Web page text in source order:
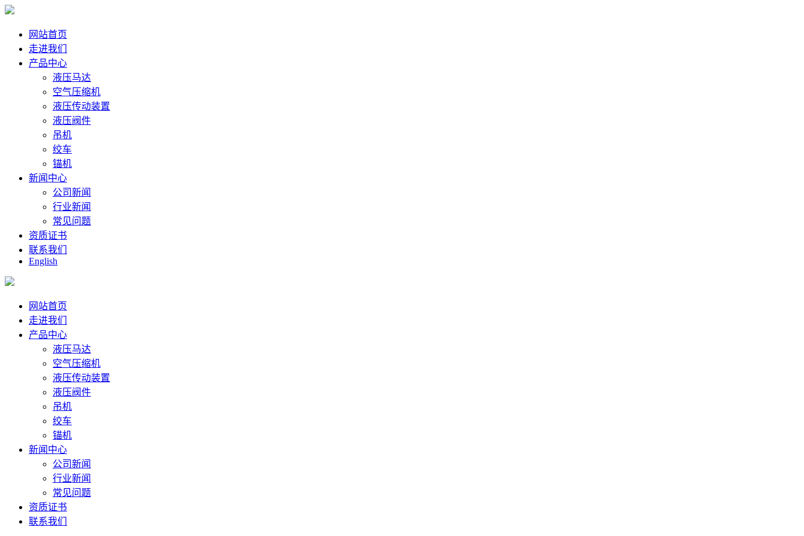
网站首页
走进我们
产品中心
液压马达
空气压缩机
液压传动装置
液压阀件
吊机
绞车
锚机
新闻中心
公司新闻
行业新闻
常见问题
资质证书
联系我们
English
网站首页
走进我们
产品中心
液压马达
空气压缩机
液压传动装置
液压阀件
吊机
绞车
锚机
新闻中心
公司新闻
行业新闻
常见问题
资质证书
联系我们